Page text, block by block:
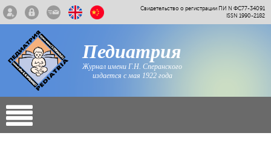
Свидетельство о регистрации ПИ N ФС77-34091
ISSN 1990-2182
Педиатрия
Журнал имени Г.Н. Сперанского
издается с мая 1922 года